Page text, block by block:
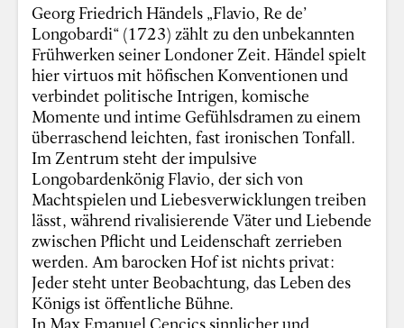
Georg Friedrich Händels „Flavio, Re de’
Longobardi“ (1723) zählt zu den unbekannten
Frühwerken seiner Londoner Zeit. Händel spielt
hier virtuos mit höfischen Konventionen und
verbindet politische Intrigen, komische
Momente und intime Gefühlsdramen zu einem
überraschend leichten, fast ironischen Tonfall.
Im Zentrum steht der impulsive
Longobardenkönig Flavio, der sich von
Machtspielen und Liebesverwicklungen treiben
lässt, während rivalisierende Väter und Liebende
zwischen Pflicht und Leidenschaft zerrieben
werden. Am barocken Hof ist nichts privat:
Jeder steht unter Beobachtung, das Leben des
Königs ist öffentliche Bühne.